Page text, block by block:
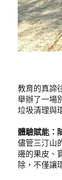
教育的真諦
舉辦了一場
垃圾清理與
體驗賦能：
儘管三汀山
邊的果皮、
除，不僅讓